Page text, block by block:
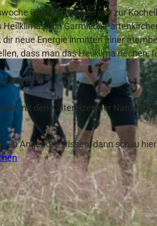
© GaPa Tourismus
über den Riessersee zur
von Garmisch-
neue Energie inmitten einer
dass man das Heilklima riechen,
mit den Kältereizen der Natur und
Angebote wissen, dann schau